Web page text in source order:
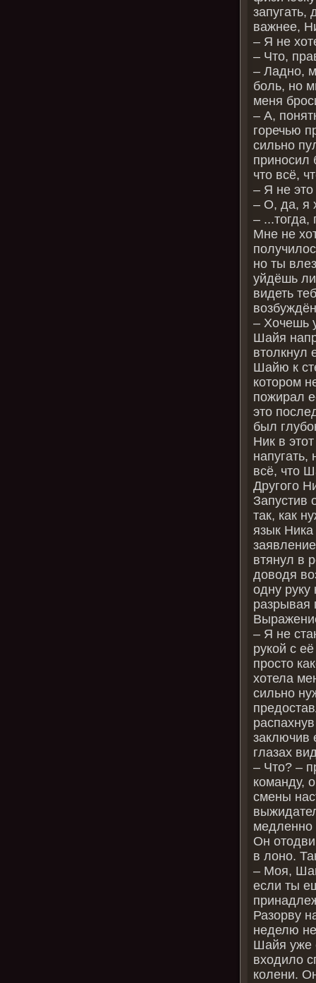
запугать,
важнее,
– Я не
– Что,
– Ладно,
боль, но
меня
– А,
горечью
сильно
приносил
что всё,
– Я не
– О, да, я
–
Мне не
но ты
уйдёшь
видеть
– Хочешь
Шайя
втолкнул
Шайю к
котором
пожирал
это
был
Ник в
напугать,
всё, что
Другого
Запустив
так, как
язык
втянул в
доводя
одну руку
разрывая
– Я не
рукой с
просто
хотела
сильно
заключив
глазах
– Что? –
команду,
смены
медленно
Он
в лоно.
– Моя,
если ты
Разорву
неделю
Шайя уже
входило
колени.